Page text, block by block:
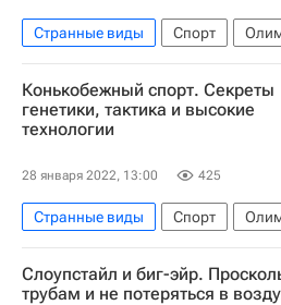
Странные виды Спорт
Елена Никитина
Подкаст
Конькобежный спорт. Секреты
генетики, тактика и высокие
технологии
28 января 2022, 13:00 425
Странные виды Спорт
Павел Кулижников
Варвара Барышева
Слоупстайл и биг-эйр.
трубам и не потеряться в